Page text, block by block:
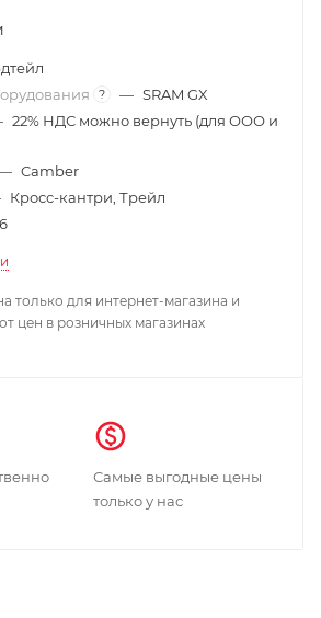
? — SRAM GX
22% НДС можно вернуть (для ООО и
Camber
Кросс-кантри, Трейл
только для интернет-магазина и
цен в розничных магазинах
Самые выгодные цены
только у нас